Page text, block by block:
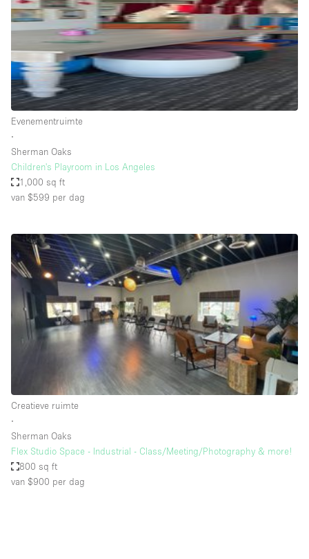
Evenementruimte
Foto / Filmstudio
Galerie
Hal
Herenhuis / Huis
Kantoorruimte
Kraampje / Kiosk / Stalletje
Kraampje / Marktkraam
Magazijn
Ontvangsthal
Overige
Restaurant / Bar / Café
Salon
Unieke ruimte
Vergaderruimte
Vrachtwagen
Winkel delen
Winkelruimte in winkelcentrum
Kenmerken ruimte
Evenementruimte
∙
Sherman Oaks
Children's Playroom in Los Angeles
1,000 sq ft
van $599 per dag
Creatieve ruimte
∙
Sherman Oaks
Flex Studio Space - Industrial - Class/Meeting/Photography & more!
800 sq ft
van $900 per dag